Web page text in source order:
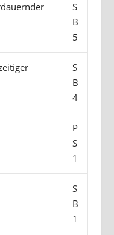
S
B
5
S
B
4
P
S
1
S
B
1